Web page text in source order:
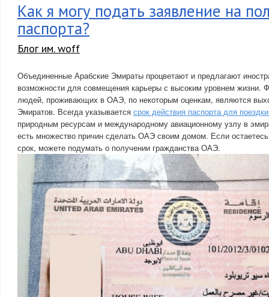
Как я могу подать заявление на
паспорта?
Блог им. woff
Объединенные Арабские Эмираты процветают и предлагают
возможности для совмещения карьеры с высоким уровнем жизни.
людей, проживающих в ОАЭ, по некоторым оценкам, являются
Эмиратов. Всегда указывается срок действия паспорта для
природным ресурсам и международному авиационному узлу в
есть множество причин сделать ОАЭ своим домом. Если
срок, можете подумать о получении гражданства ОАЭ.